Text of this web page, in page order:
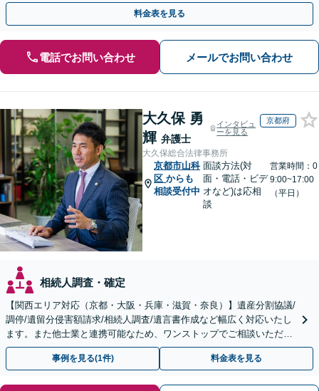
料金表を見る
電話でお問い合わせ メールでお問い合わせ
大久保 勇
輝 弁護士
インタビュ
ーを見る
京都府
大久保総合法律事務所
京都市山科
区 からも
相談受付中
面談方法(対
面・電話・ビデ
オなど)は応相
談
営業時間：0
9:00~17:00
（平日）
相続人調査・確定
【関西エリア対応（京都・大阪・兵庫・滋賀・奈良）】遺産分割協議/
調停/遺留分侵害額請求/相続人調査/遺言書作成など幅広く対応いたし
ます。また他士業と連携可能なため、ワンストップでご相談いただけ
ます。【土日夜間対応】
事例を見る(1件) 料金表を見る